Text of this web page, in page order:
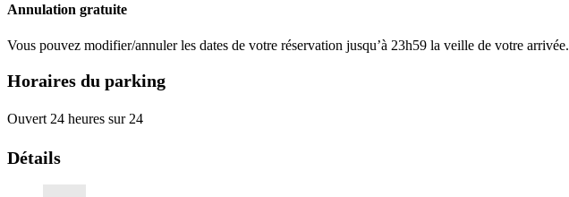
Annulation gratuite
Vous pouvez modifier/annuler les dates de votre réservation jusqu’à 23h59 la veille de votre arrivée.
Horaires du parking
Ouvert 24 heures sur 24
Détails